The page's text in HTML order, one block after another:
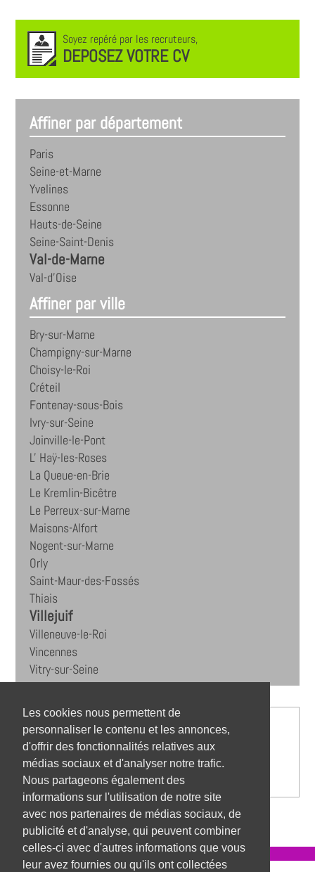
Les cookies nous permettent de
personnaliser le contenu et les annonces,
d'offrir des fonctionnalités relatives aux
médias sociaux et d'analyser notre trafic.
Nous partageons également des
informations sur l'utilisation de notre site
avec nos partenaires de médias sociaux, de
publicité et d'analyse, qui peuvent combiner
celles-ci avec d'autres informations que vous
leur avez fournies ou qu'ils ont collectées
Soyez repéré par les recruteurs,
DEPOSEZ VOTRE CV
Affiner par département
Paris
Seine-et-Marne
Yvelines
Essonne
Hauts-de-Seine
Seine-Saint-Denis
Val-de-Marne
Val-d'Oise
Affiner par ville
Bry-sur-Marne
Champigny-sur-Marne
Choisy-le-Roi
Créteil
Fontenay-sous-Bois
Ivry-sur-Seine
Joinville-le-Pont
L' Haÿ-les-Roses
La Queue-en-Brie
Le Kremlin-Bicêtre
Le Perreux-sur-Marne
Maisons-Alfort
Nogent-sur-Marne
Orly
Saint-Maur-des-Fossés
Thiais
Villejuif
Villeneuve-le-Roi
Vincennes
Vitry-sur-Seine